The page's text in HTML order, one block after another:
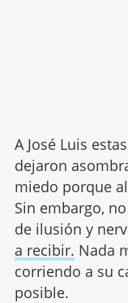
A José Luis
dejaron
miedo porque
Sin embargo,
de ilusión y
a recibir. Nada
corriendo a su
posible.